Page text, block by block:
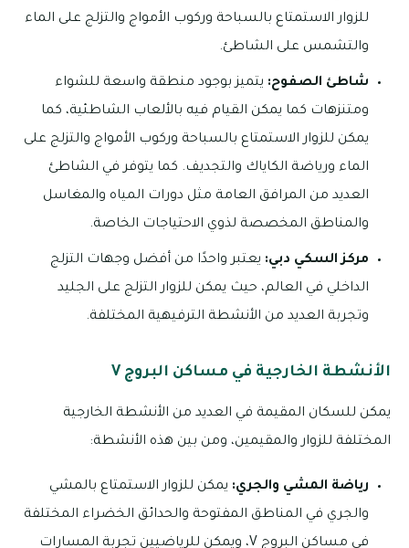
للزوار الاستمتاع بالسباحة وركوب الأمواج والتزلج على الماء
والتشمس على الشاطئ.
شاطئ الصفوح: يتميز بوجود منطقة واسعة للشواء
ومتنزهات كما يمكن القيام فيه بالألعاب الشاطئية، كما
يمكن للزوار الاستمتاع بالسباحة وركوب الأمواج والتزلج على
الماء ورياضة الكاياك والتجديف. كما يتوفر في الشاطئ
العديد من المرافق العامة مثل دورات المياه والمغاسل
والمناطق المخصصة لذوي الاحتياجات الخاصة.
مركز السكي دبي: يعتبر واحدًا من أفضل وجهات التزلج
الداخلي في العالم، حيث يمكن للزوار التزلج على الجليد
وتجربة العديد من الأنشطة الترفيهية المختلفة.
الأنشطة الخارجية في مساكن البروج V
يمكن للسكان المقيمة في العديد من الأنشطة الخارجية
المختلفة للزوار والمقيمين، ومن بين هذه الأنشطة:
رياضة المشي والجري: يمكن للزوار الاستمتاع بالمشي
والجري في المناطق المفتوحة والحدائق الخضراء المختلفة
في مساكن البروج V، ويمكن للرياضيين تجربة المسارات